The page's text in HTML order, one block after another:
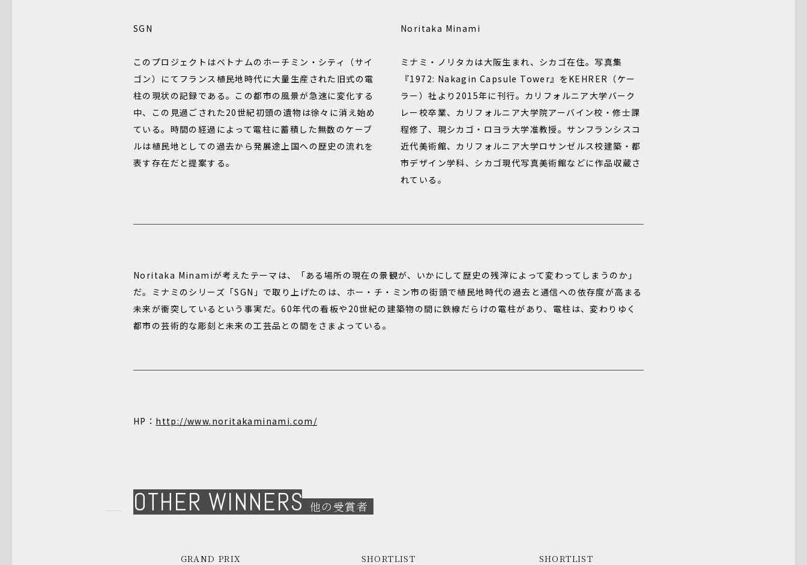
SGN
このプロジェクトはベトナムのホーチミン・シティ（サイ
ゴン）にてフランス植民地時代に大量生産された旧式の電
柱の現状の記録である。この都市の風景が急速に変化する
中、この見過ごされた20世紀初頭の遺物は徐々に消え始め
ている。時間の経過によって電柱に蓄積した無数のケーブ
ルは植民地としての過去から発展途上国への歴史の流れを
表す存在だと提案する。
Noritaka Minami
ミナミ・ノリタカは大阪生まれ、シカゴ在住。写真集
『1972: Nakagin Capsule Tower』をKEHRER（ケー
ラー）社より2015年に刊行。カリフォルニア大学バーク
レー校卒業、カリフォルニア大学院アーバイン校・修士課
程修了、現シカゴ・ロヨラ大学准教授。サンフランシスコ
近代美術館、カリフォルニア大学ロサンゼルス校建築・都
市デザイン学科、シカゴ現代写真美術館などに作品収蔵さ
れている。
Noritaka Minamiが考えたテーマは、「ある場所の現在の景観が、いかにして歴史の残滓によって変わってしまうのか」
だ。ミナミのシリーズ「SGN」で取り上げたのは、ホー・チ・ミン市の街頭で植民地時代の過去と通信への依存度が高まる
未来が衝突しているという事実だ。60年代の看板や20世紀の建築物の間に鉄線だらけの電柱があり、電柱は、変わりゆく
都市の芸術的な彫刻と未来の工芸品との間をさまよっている。
HP： http://www.noritakaminami.com/
OTHER WINNERS 他の受賞者
GRAND PRIX SHORTLIST SHORTLIST